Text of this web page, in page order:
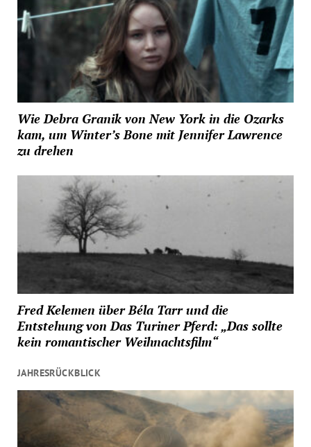
Wie Debra Granik von New York in die Ozarks
kam, um Winter’s Bone mit Jennifer Lawrence
zu drehen
Fred Kelemen über Béla Tarr und die
Entstehung von Das Turiner Pferd: „Das sollte
kein romantischer Weihnachtsfilm“
JAHRESRÜCKBLICK